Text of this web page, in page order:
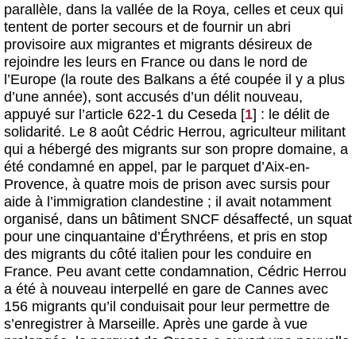
parallèle, dans la vallée de la Roya, celles et ceux qui
tentent de porter secours et de fournir un abri
provisoire aux migrantes et migrants désireux de
rejoindre les leurs en France ou dans le nord de
l’Europe (la route des Balkans a été coupée il y a plus
d’une année), sont accusés d’un délit nouveau,
appuyé sur l’article 622-1 du Ceseda [1] : le délit de
solidarité. Le 8 août Cédric Herrou, agriculteur militant
qui a hébergé des migrants sur son propre domaine, a
été condamné en appel, par le parquet d’Aix-en-
Provence, à quatre mois de prison avec sursis pour
aide à l’immigration clandestine ; il avait notamment
organisé, dans un bâtiment SNCF désaffecté, un squat
pour une cinquantaine d’Érythréens, et pris en stop
des migrants du côté italien pour les conduire en
France. Peu avant cette condamnation, Cédric Herrou
a été à nouveau interpellé en gare de Cannes avec
156 migrants qu’il conduisait pour leur permettre de
s’enregistrer à Marseille. Après une garde à vue